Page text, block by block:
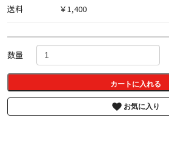
送料 ￥1,400
数量
カートに入れる
お気に入り